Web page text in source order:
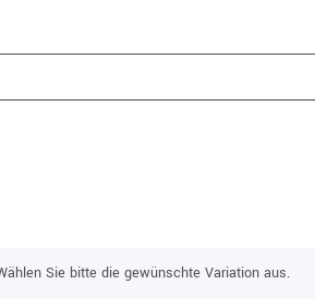
Sie bitte die gewünschte Variation aus.